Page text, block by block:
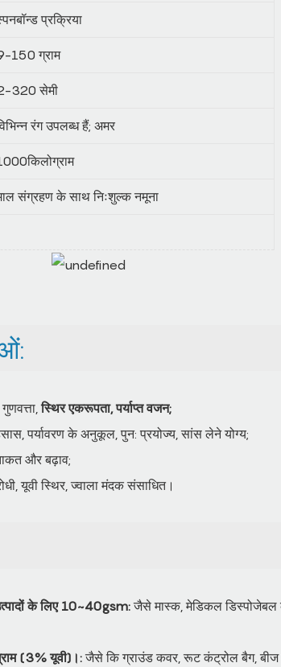
प्रक्रिया
150 ग्राम
320 सेमी
रंग उपलब्ध हैं; अमर
संग्रहण के साथ निःशुल्क नमूना
स्थिर एकरूपता, पर्याप्त वजन;
पर्यावरण के अनुकूल, पुन: प्रयोज्य, सांस लेने योग्य;
और बढ़ाव;
यूवी स्थिर, ज्वाला मंदक संसाधित।
के लिए 10~40gsm:जैसे मास्क, मेडिकल डिस्पोजेबल
(3% यूवी)।:जैसे कि ग्राउंड कवर, रूट कंट्रोल बैग,